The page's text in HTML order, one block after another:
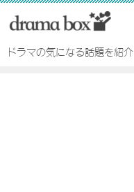
ドラマの気になる話題を紹介